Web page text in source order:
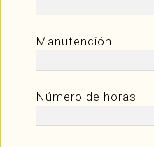
Manutención
Número de horas